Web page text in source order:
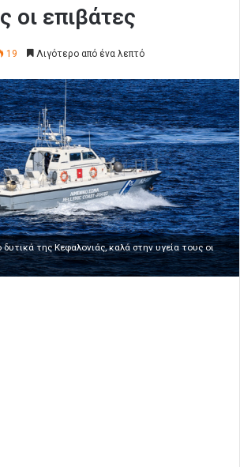
οι επιβάτες
19 Λιγότερο από ένα λεπτό
της Κεφαλονιάς, καλά στην υγεία τους οι